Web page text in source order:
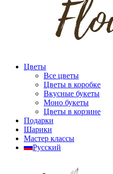
Цветы
Все цветы
Цветы в коробке
Вкусные букеты
Моно букеты
Цветы в корзине
Подарки
Шарики
Мастер классы
Русский